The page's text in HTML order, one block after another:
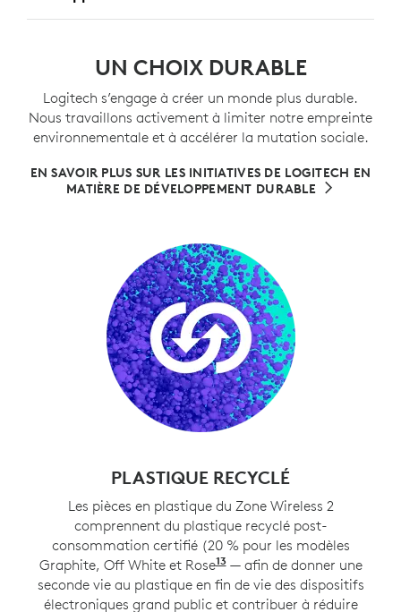
UN CHOIX DURABLE
Logitech s’engage à créer un monde plus durable.
Nous travaillons activement à limiter notre empreinte
environnementale et à accélérer la mutation sociale.
EN SAVOIR PLUS SUR LES INITIATIVES DE LOGITECH EN
MATIÈRE DE DÉVELOPPEMENT DURABLE
PLASTIQUE RECYCLÉ
Les pièces en plastique du Zone Wireless 2
comprennent du plastique recyclé post-
consommation certifié (20 % pour les modèles
Graphite, Off White et Rose13Sauf les plastiques de
— afin de donner une
seconde vie au plastique en fin de vie des dispositifs
électroniques grand public et contribuer à réduire